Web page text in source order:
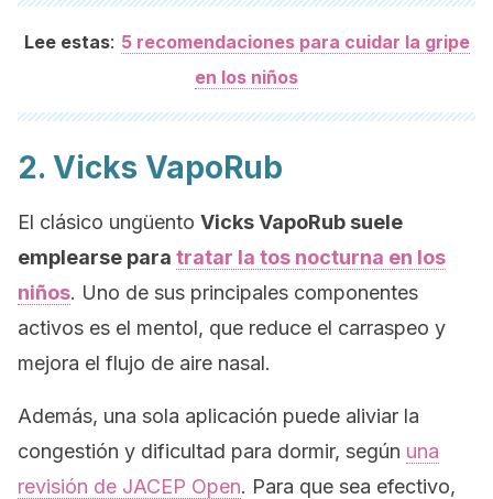
Lee estas: 5 recomendaciones para cuidar la gripe
en los niños
2. Vicks VapoRub
El clásico ungüento Vicks VapoRub suele
emplearse para tratar la tos nocturna en los
niños. Uno de sus principales componentes
activos es el mentol, que reduce el carraspeo y
mejora el flujo de aire nasal.
Además, una sola aplicación puede aliviar la
congestión y dificultad para dormir, según una
revisión de JACEP Open. Para que sea efectivo,